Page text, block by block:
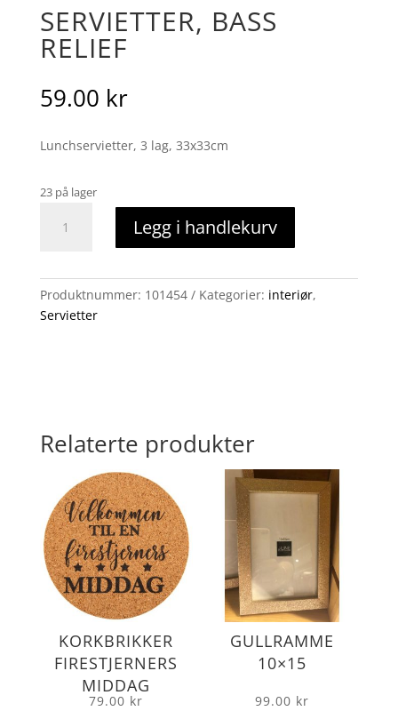
SERVIETTER, BASS
RELIEF
59.00 kr
Lunchservietter, 3 lag, 33x33cm
23 på lager
bass
Legg i handlekurv
Produktnummer: 101454 Kategorier: interiør,
Servietter
Relaterte produkter
KORKBRIKKER
FIRESTJERNERS
MIDDAG
79.00 kr
GULLRAMME
10×15
99.00 kr